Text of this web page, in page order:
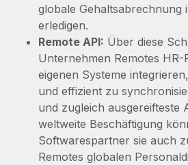
globale Gehaltsabrechnung
erledigen.
Remote API: Über diese
Unternehmen Remotes
eigenen Systeme
und effizient zu
und zugleich ausgereifteste
weltweite Beschäftigung
Softwarespartner sie auch
Remotes globalen